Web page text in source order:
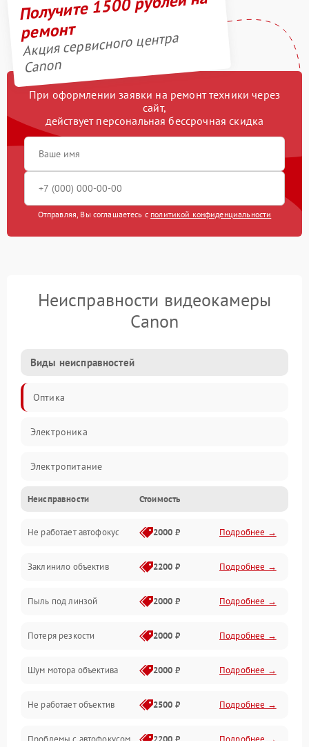
ремонт
Акция сервисного центра
Canon
При оформлении заявки на ремонт техники через
сайт,
действует персональная бессрочная скидка
Отправляя, Вы соглашаетесь с политикой конфиденциальности
Неисправности видеокамеры
Canon
Виды неисправностей
Оптика
Электроника
Электропитание
Видео
Хранение данных
Программное обеспечение
Механические повреждения
Аудио
Неисправности Стоимость
Не работает автофокус 2000 ₽ Подробнее →
Заклинило объектив 2200 ₽ Подробнее →
Пыль под линзой 2000 ₽ Подробнее →
Потеря резкости 2000 ₽ Подробнее →
Шум мотора объектива 2000 ₽ Подробнее →
Не работает объектив 2500 ₽ Подробнее →
Проблемы с автофокусом 2200 ₽ Подробнее →